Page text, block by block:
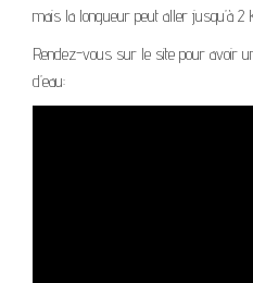
mais la longueur peut aller jusqu’à 2
Rendez-vous sur le site pour avoir
d’eau: